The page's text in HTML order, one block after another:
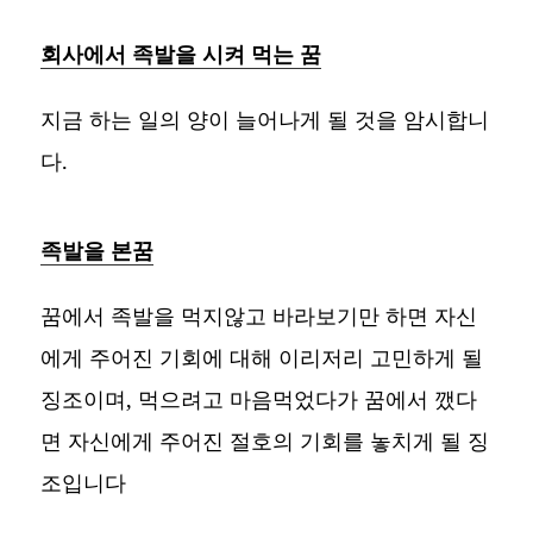
회사에서 족발을 시켜 먹는 꿈
지금 하는 일의 양이 늘어나게 될 것을 암시합니
다.
족발을 본꿈
꿈에서 족발을 먹지않고 바라보기만 하면 자신
에게 주어진 기회에 대해 이리저리 고민하게 될
징조이며, 먹으려고 마음먹었다가 꿈에서 깼다
면 자신에게 주어진 절호의 기회를 놓치게 될 징
조입니다